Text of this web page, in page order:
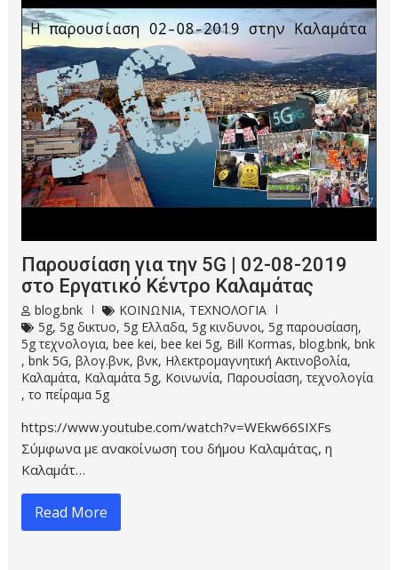
Παρουσίαση για την 5G | 02-08-2019
στο Εργατικό Κέντρο Καλαμάτας
blog.bnk ΚΟΙΝΩΝΙΑ, ΤΕΧΝΟΛΟΓΙΑ
5g,5g δικτυο,5g Ελλαδα,5g κινδυνοι,5g παρουσίαση,
5g τεχνολογια,bee kei,bee kei 5g, Bill Kormas,blog.bnk,bnk
,bnk 5G,βλογ.βνκ,βνκ, Ηλεκτρομαγνητική Ακτινοβολία,
Καλαμάτα, Καλαμάτα 5g, Κοινωνία, Παρουσίαση,τεχνολογία
,το πείραμα 5g
https://www.youtube.com/watch?v=WEkw66SIXFs
Σύμφωνα με ανακοίνωση του δήμου Καλαμάτας, η
Καλαμάτ…
Read More